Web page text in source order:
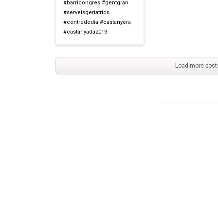
#barricongres #gentgran
#serveisgeriatrics
#centrededia #castanyera
#castanyada2019
Load more